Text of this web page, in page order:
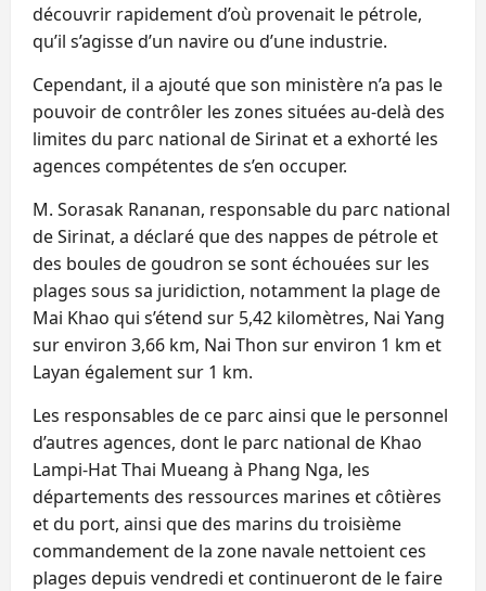
découvrir rapidement d’où provenait le pétrole,
qu’il s’agisse d’un navire ou d’une industrie.
Cependant, il a ajouté que son ministère n’a pas le
pouvoir de contrôler les zones situées au-delà des
limites du parc national de Sirinat et a exhorté les
agences compétentes de s’en occuper.
M. Sorasak Rananan, responsable du parc national
de Sirinat, a déclaré que des nappes de pétrole et
des boules de goudron se sont échouées sur les
plages sous sa juridiction, notamment la plage de
Mai Khao qui s’étend sur 5,42 kilomètres, Nai Yang
sur environ 3,66 km, Nai Thon sur environ 1 km et
Layan également sur 1 km.
Les responsables de ce parc ainsi que le personnel
d’autres agences, dont le parc national de Khao
Lampi-Hat Thai Mueang à Phang Nga, les
départements des ressources marines et côtières
et du port, ainsi que des marins du troisième
commandement de la zone navale nettoient ces
plages depuis vendredi et continueront de le faire